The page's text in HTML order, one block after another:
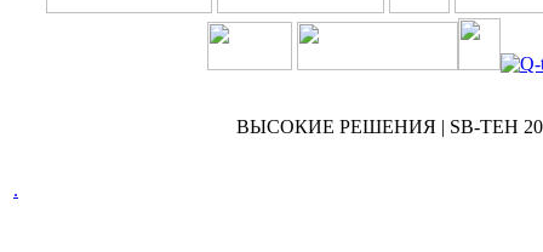
ВЫСОКИЕ РЕШЕНИЯ | SB-TEH
.